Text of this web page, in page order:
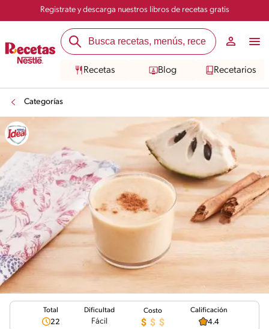
Registrate y descarga nuestros libros de recetas gratis
Recetas Blog Recetarios
Categorías
Total
22
Dificultad
Fácil
Costo Calificación
4.4